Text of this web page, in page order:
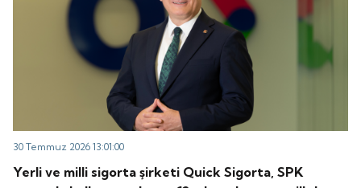
30 Temmuz 2026 13:01:00
Yerli ve milli sigorta şirketi Quick Sigorta, SPK